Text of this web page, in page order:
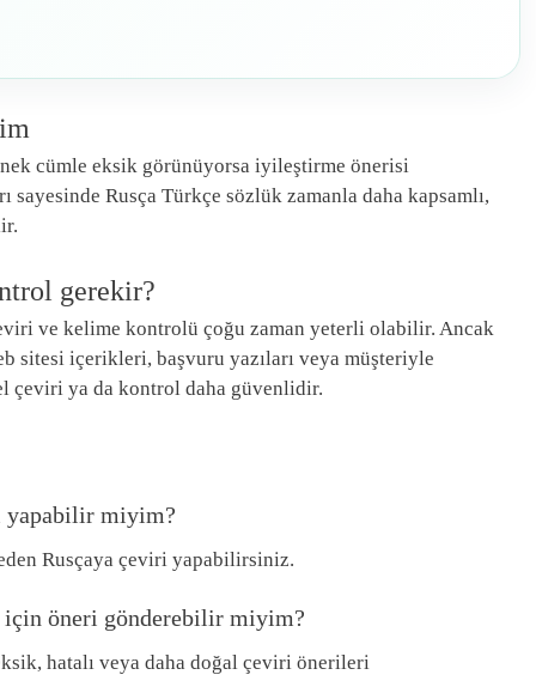
cümle eksik görünüyorsa iyileştirme önerisi
sayesinde Rusça Türkçe sözlük zamanla daha kapsamlı,
gerekir?
ve kelime kontrolü çoğu zaman yeterli olabilir. Ancak
sitesi içerikleri, başvuru yazıları veya müşteriyle
çeviri ya da kontrol daha güvenlidir.
yapabilir miyim?
Rusçaya çeviri yapabilirsiniz.
için öneri gönderebilir miyim?
hatalı veya daha doğal çeviri önerileri